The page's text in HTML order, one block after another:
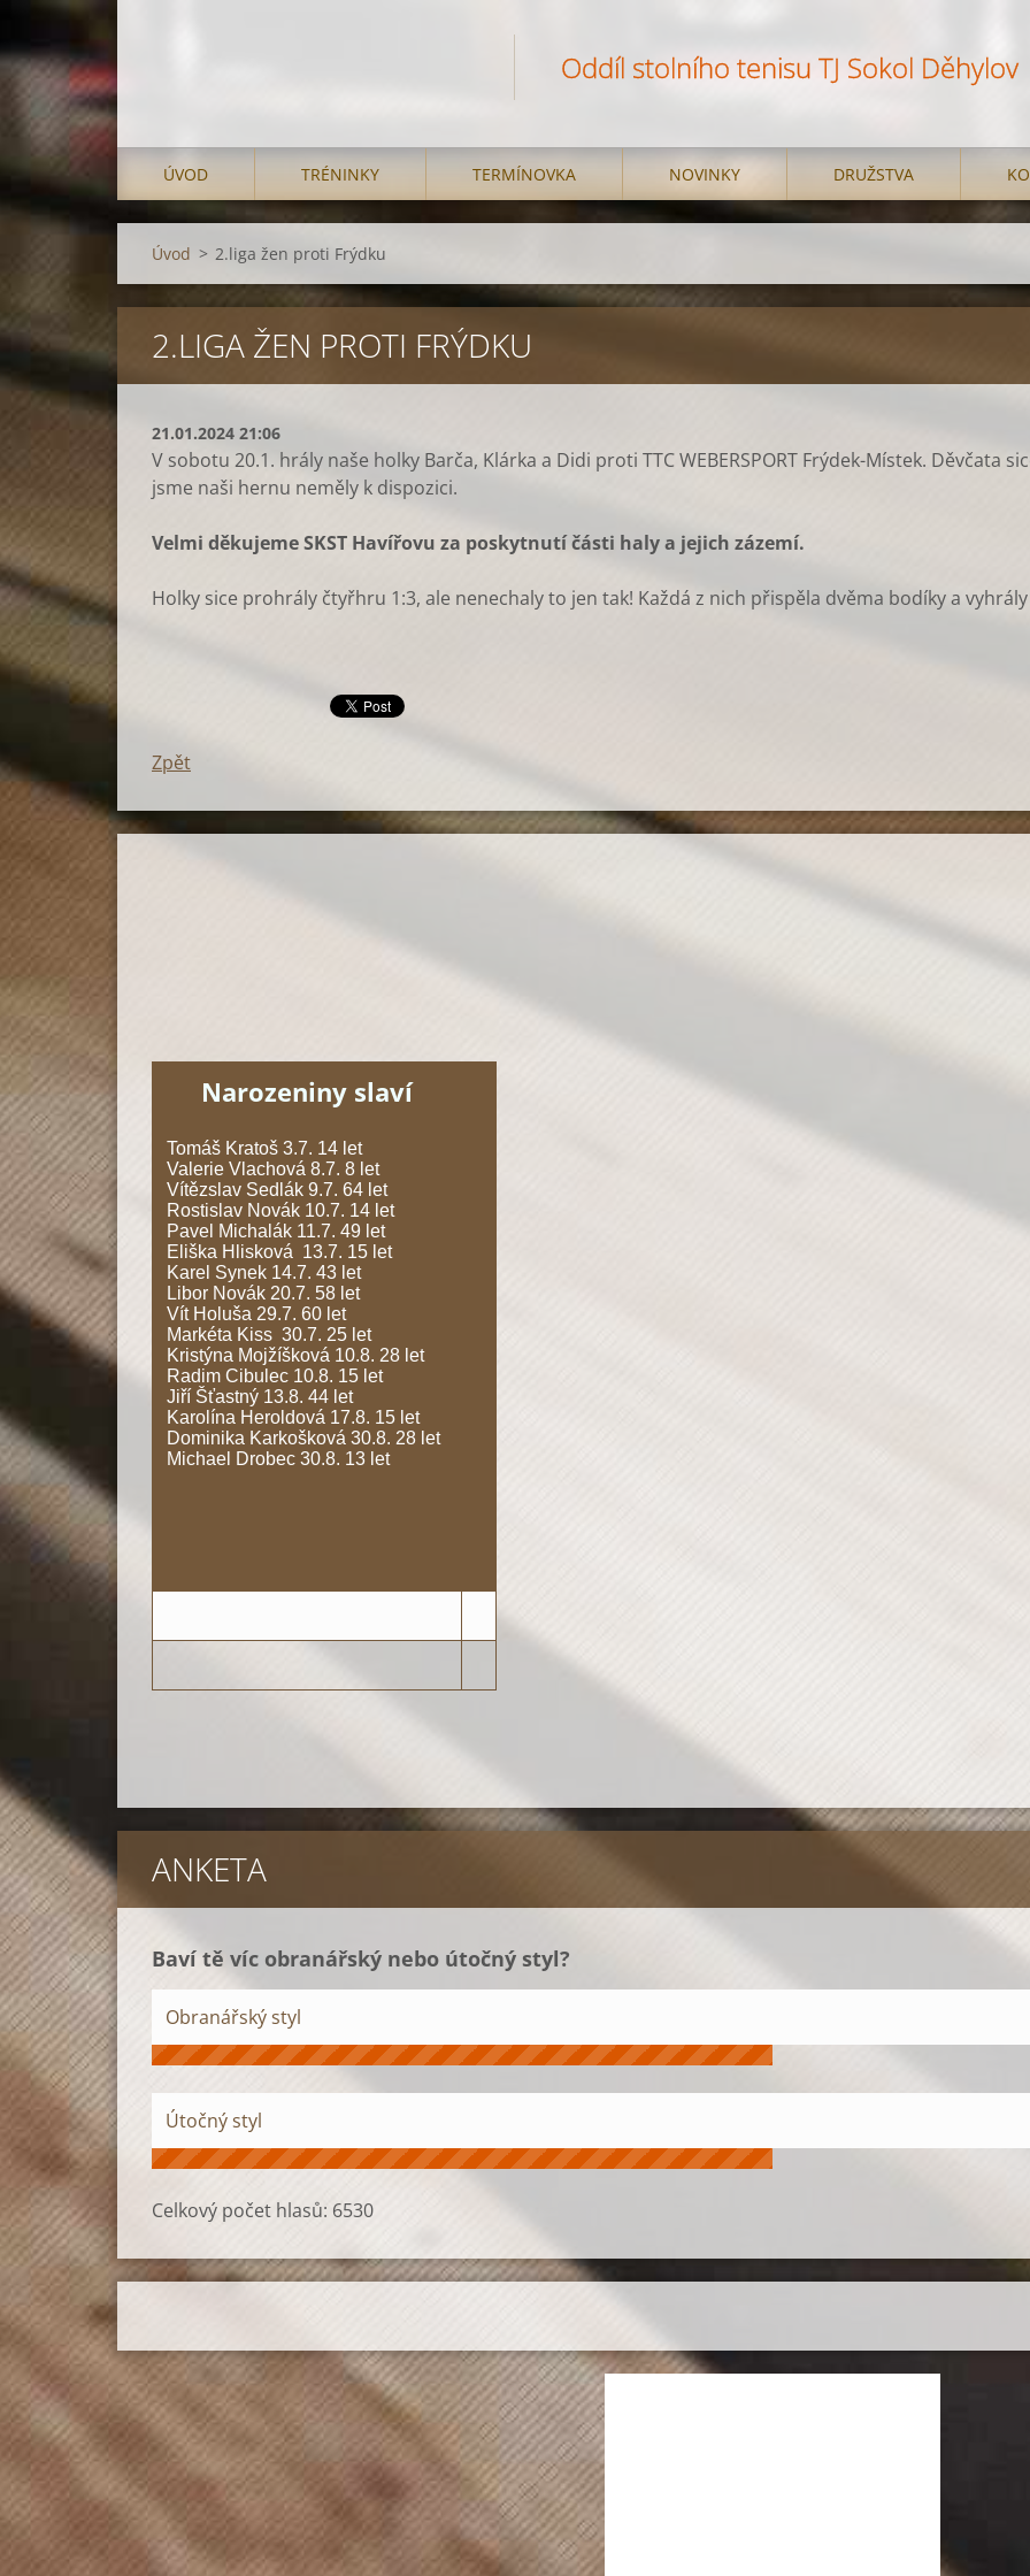
Oddíl stolního tenisu TJ Sokol Děhylov
ÚVOD TRÉNINKY TERMÍNOVKA NOVINKY DRUŽSTVA
Úvod > 2.liga žen proti Frýdku
2.LIGA ŽEN PROTI FRÝDKU
21.01.2024 21:06
V sobotu 20.1. hrály naše holky Barča, Klárka a Didi proti TTC WEBERSPORT Frýdek-Místek. Děvčata
jsme naši hernu neměly k dispozici.
Velmi děkujeme SKST Havířovu za poskytnutí části haly a jejich zázemí.
Holky sice prohrály čtyřhru 1:3, ale nenechaly to jen tak! Každá z nich přispěla dvěma bodíky a vyhrály
Zpět
Narozeniny slaví
Tomáš Kratoš 3.7. 14 let
Valerie Vlachová 8.7. 8 let
Vítězslav Sedlák 9.7. 64 let
Rostislav Novák 10.7. 14 let
Pavel Michalák 11.7. 49 let
Eliška Hlisková 13.7. 15 let
Karel Synek 14.7. 43 let
Libor Novák 20.7. 58 let
Vít Holuša 29.7. 60 let
Markéta Kiss 30.7. 25 let
Kristýna Mojžíšková 10.8. 28 let
Radim Cibulec 10.8. 15 let
Jiří Šťastný 13.8. 44 let
Karolína Heroldová 17.8. 15 let
Dominika Karkošková 30.8. 28 let
Michael Drobec 30.8. 13 let
ANKETA
Baví tě víc obranářský nebo útočný styl?
Obranářský styl
Útočný styl
Celkový počet hlasů: 6530